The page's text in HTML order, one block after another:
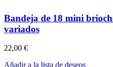
veganos
variados.
cantidad
Bandeja de 18 mini
variados
22,00 €
Añadir a la lista de deseos